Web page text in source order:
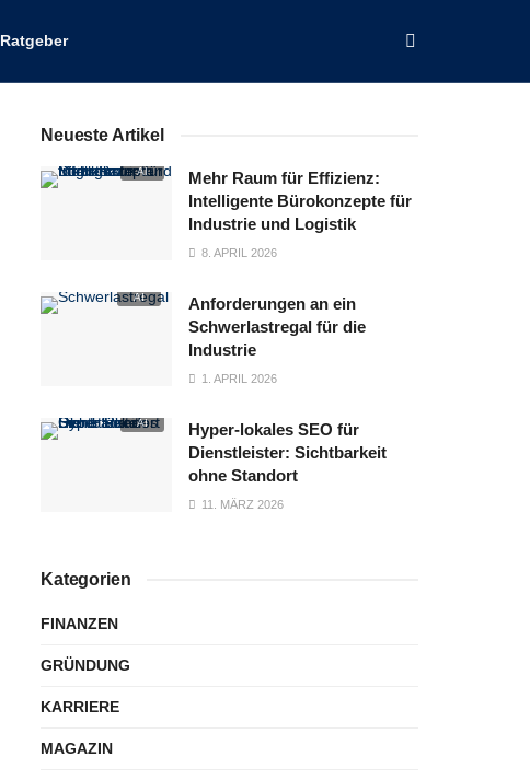
Ratgeber
Neueste Artikel
Mehr Raum für Effizienz:
Intelligente Bürokonzepte für
Industrie und Logistik
8. APRIL 2026
Anforderungen an ein
Schwerlastregal für die
Industrie
1. APRIL 2026
Hyper‑lokales SEO für
Dienstleister: Sichtbarkeit
ohne Standort
11. MÄRZ 2026
Kategorien
FINANZEN
GRÜNDUNG
KARRIERE
MAGAZIN